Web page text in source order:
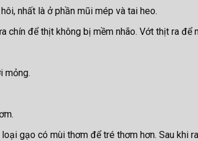
nhất là ở phần mũi mép và tai heo.
chín để thịt không bị mềm nhão. Vớt thịt ra để
mỏng.
gạo có mùi thơm để tré thơm hơn. Sau khi